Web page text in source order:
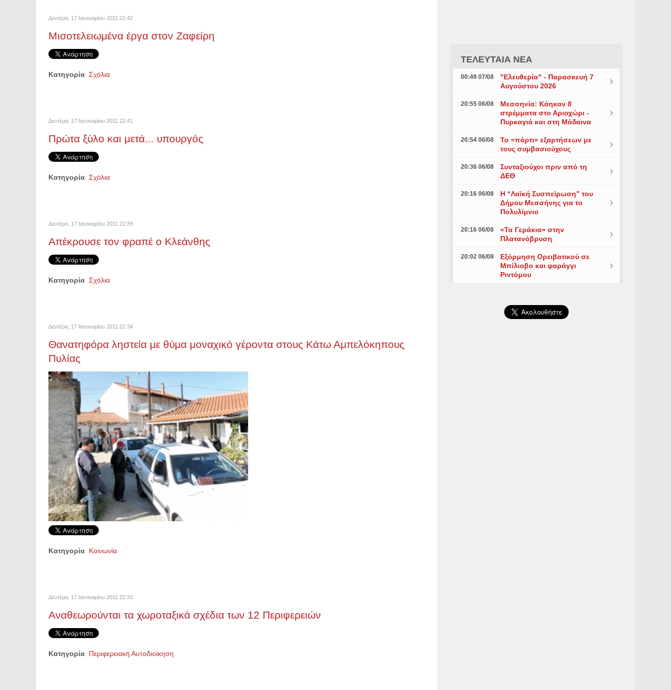
Δευτέρα, 17 Ιανουαρίου 2011 22:42
Μισοτελειωμένα έργα στον Ζαφείρη
Κατηγορία Σχόλια
Δευτέρα, 17 Ιανουαρίου 2011 22:41
Πρώτα ξύλο και μετά... υπουργός
Κατηγορία Σχόλια
Δευτέρα, 17 Ιανουαρίου 2011 22:39
Απέκρουσε τον φραπέ ο Κλεάνθης
Κατηγορία Σχόλια
Δευτέρα, 17 Ιανουαρίου 2011 22:34
Θανατηφόρα ληστεία με θύμα μοναχικό γέροντα στους Κάτω Αμπελόκηπους
Πυλίας
Κατηγορία Κοινωνία
Δευτέρα, 17 Ιανουαρίου 2011 22:33
Αναθεωρούνται τα χωροταξικά σχέδια των 12 Περιφερειών
Κατηγορία Περιφερειακή Αυτοδιοίκηση
ΤΕΛΕΥΤΑΙΑ ΝΕΑ
00:49 07/08
"Ελευθερία" - Παρασκευή 7
Αυγούστου 2026
20:55 06/08
Μεσσηνία: Κάηκαν 8
στρέμματα στο Αριοχώρι -
Πυρκαγιά και στη Μάδαινα
20:54 06/08
Το «πάρτι» εξαρτήσεων με
τους συμβασιούχους
20:36 06/08
Συνταξιούχοι πριν από τη
ΔΕΘ
20:16 06/08
Η “Λαϊκή Συσπείρωση” του
Δήμου Μεσσήνης για το
Πολυλίμνιο
20:16 06/08
«Τα Γεράκια» στην
Πλατανόβρυση
20:02 06/08
Εξόρμηση Ορειβατικού σε
Μπίλιοβο και φαράγγι
Ριντόμου